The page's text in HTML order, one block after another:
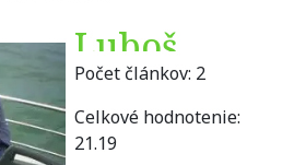
Luboš
Bogner
Počet článkov: 2
Celkové hodnotenie:
21.19